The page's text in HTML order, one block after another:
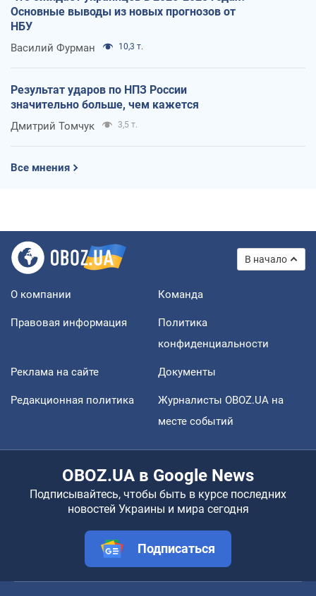
Основные выводы из новых прогнозов от
НБУ
Василий Фурман 10,3 т.
Результат ударов по НПЗ России
значительно больше, чем кажется
Дмитрий Томчук 3,5 т.
Все мнения
В начало
О компании Команда
Правовая информация
Политика
конфиденциальности
Реклама на сайте Документы
Редакционная политика
Журналисты OBOZ.UA на
месте событий
OBOZ.UA в Google News
Подписывайтесь, чтобы быть в курсе последних
новостей Украины и мира сегодня
Подписаться